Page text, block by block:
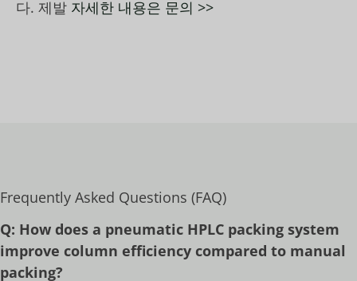
다. 제발 자세한 내용은 문의 >>
Frequently Asked Questions (FAQ)
Q: How does a pneumatic HPLC packing system
improve column efficiency compared to manual
packing?